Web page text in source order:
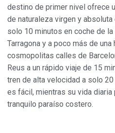
destino de primer nivel ofrece
de naturaleza virgen y
solo 10 minutos en coche de la
Tarragona y a poco más de
cosmopolitas calles de
Reus a un rápido viaje de 15
tren de alta velocidad a solo
es fácil, mientras su vida diaria
tranquilo paraíso costero.